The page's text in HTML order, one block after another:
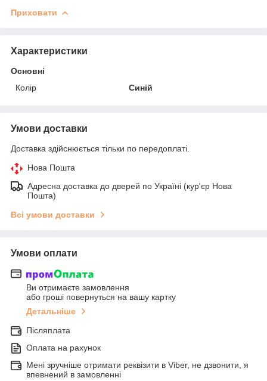
Приховати
Характеристики
Основні
Колір
Синій
Умови доставки
Доставка здійснюється тільки по передоплаті.
Нова Пошта
Адресна доставка до дверей по Україні (кур'єр Нова
Пошта)
Всі умови доставки
Умови оплати
Ви отримаєте замовлення
або гроші повернуться на вашу картку
Детальніше
Післяплата
Оплата на рахунок
Мені зручніше отримати реквізити в Viber, не дзвонити, я
впевнений в замовленні